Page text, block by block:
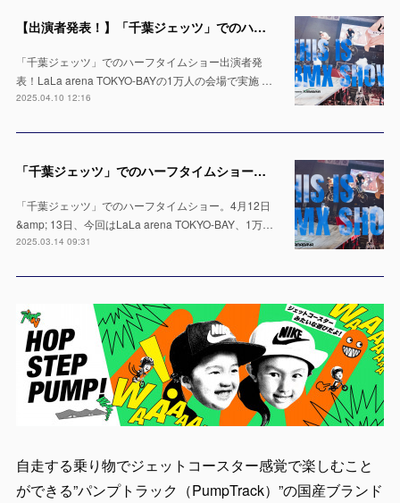
【出演者発表！】「千葉ジェッツ」でのハーフタイムショー LaLa arena TOKYO-BAYの1万人の会場で実施 ※4月12日 & 13日
「千葉ジェッツ」でのハーフタイムショー出演者発
表！LaLa arena TOKYO-BAYの1万人の会場で実施 …
2025.04.10 12:16
「千葉ジェッツ」でのハーフタイムショー出演決定！LaLa arena TOKYO-BAYの1万人の会場で実施 ※4月12日 & 13日
「千葉ジェッツ」でのハーフタイムショー。4月12日
&amp; 13日、今回はLaLa arena TOKYO-BAY、1万…
2025.03.14 09:31
自走する乗り物でジェットコースター感覚で楽しむこと
ができる”パンプトラック（PumpTrack）”の国産ブランド